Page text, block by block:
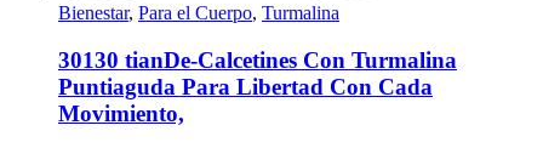
Bienestar, Para el Cuerpo, Turmalina
30130 tianDe-Calcetines Con Turmalina
Puntiaguda Para Libertad Con Cada
Movimiento,